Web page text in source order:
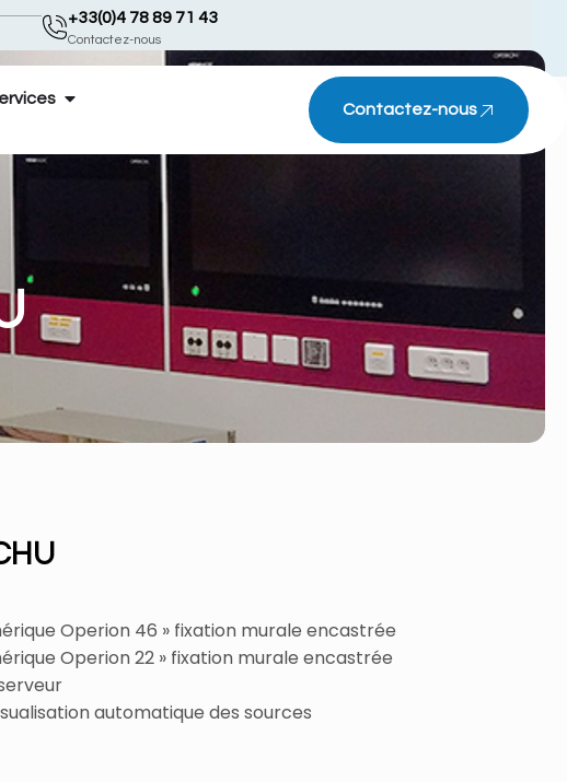
+33(0)4 78 89 71 43
Contactez-nous
Contactez-nous
Operion 46 » fixation murale encastrée
Operion 22 » fixation murale encastrée
automatique des sources